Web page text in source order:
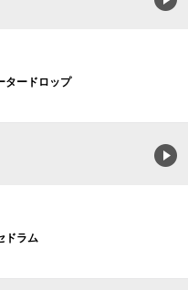
タードロップ
ドラム